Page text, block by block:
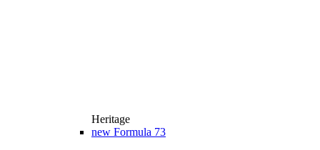
Heritage
new Formula 73